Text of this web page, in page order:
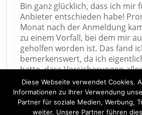
Bin ganz glücklich, dass ich mir
Anbieter entschieden habe!
Monat nach der Anmeldung
zu einem Vorfall, bei dem mir
geholfen worden ist. Das fand
bemerkenswert, da ich
hatte, dass Versicherungen
immer versuchen, den Kosten
dem Weg zu gehen und
erstatten, was überhaupt nicht
werden kann. Ich hatte bei der
Diese Webseite verwendet Cookies.
Informationen zu Ihrer Verwendung
Partner für soziale Medien, Werbung,
weiter. Unsere Partner führen